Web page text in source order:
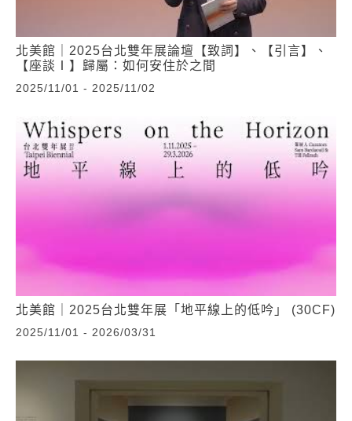
北美館｜2025台北雙年展論壇【致詞】、【引言】、
【座談Ⅰ】歸屬：如何安住於之間
2025/11/01 - 2025/11/02
北美館｜2025台北雙年展「地平線上的低吟」 (30CF)
2025/11/01 - 2026/03/31